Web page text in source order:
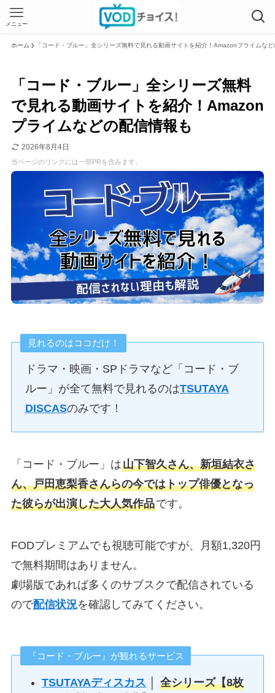
メニュー
ホーム 「コード・ブルー」全シリーズ無料で見れる動画サイトを紹介！Amazonプライムな
「コード・ブルー」全シリーズ無料
で見れる動画サイトを紹介！Amazon
プライムなどの配信情報も
2026年8月4日
当ページのリンクには一部PRを含みます。
見れるのはココだけ！
ドラマ・映画・SPドラマなど「コード・ブ
ルー」が全て無料で見れるのはTSUTAYA
DISCASのみです！
「コード・ブルー」は山下智久さん、新垣結衣さ
ん、戸田恵梨香さんらの今ではトップ俳優となっ
た彼らが出演した大人気作品です。
FODプレミアムでも視聴可能ですが、月額1,320円
で無料期間はありません。
劇場版であれば多くのサブスクで配信されている
ので配信状況を確認してみてください。
『コード・ブルー』が観れるサービス
TSUTAYAディスカス │全シリーズ【8枚